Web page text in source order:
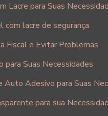
Lacre para Suas
lacre de segurança
Fiscal e Evitar Problemas
Suas Necessidades
Adesivo para Suas
para sua